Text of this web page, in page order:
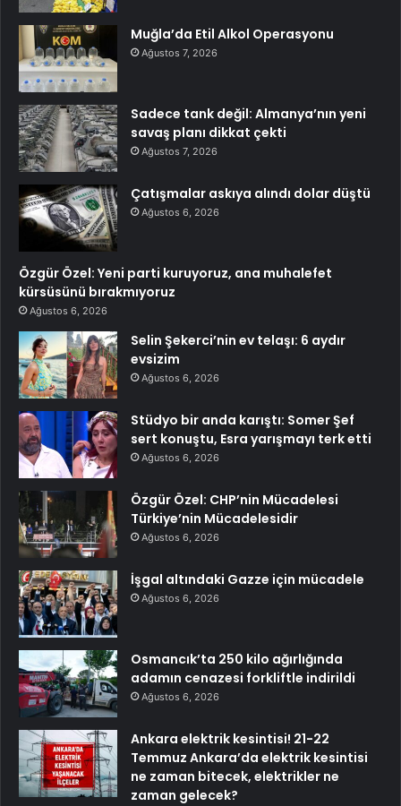
Muğla’da Etil Alkol Operasyonu
Ağustos 7, 2026
Sadece tank değil: Almanya’nın yeni
savaş planı dikkat çekti
Ağustos 7, 2026
Çatışmalar askıya alındı dolar düştü
Ağustos 6, 2026
Özgür Özel: Yeni parti kuruyoruz, ana muhalefet
kürsüsünü bırakmıyoruz
Ağustos 6, 2026
Selin Şekerci’nin ev telaşı: 6 aydır
evsizim
Ağustos 6, 2026
Stüdyo bir anda karıştı: Somer Şef
sert konuştu, Esra yarışmayı terk etti
Ağustos 6, 2026
Özgür Özel: CHP’nin Mücadelesi
Türkiye’nin Mücadelesidir
Ağustos 6, 2026
İşgal altındaki Gazze için mücadele
Ağustos 6, 2026
Osmancık’ta 250 kilo ağırlığında
adamın cenazesi forkliftle indirildi
Ağustos 6, 2026
Ankara elektrik kesintisi! 21-22
Temmuz Ankara’da elektrik kesintisi
ne zaman bitecek, elektrikler ne
zaman gelecek?